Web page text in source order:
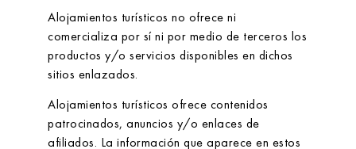
Alojamientos turísticos no ofrece ni
comercializa por sí ni por medio de terceros los
productos y/o servicios disponibles en dichos
sitios enlazados.
Alojamientos turísticos ofrece contenidos
patrocinados, anuncios y/o enlaces de
afiliados. La información que aparece en estos